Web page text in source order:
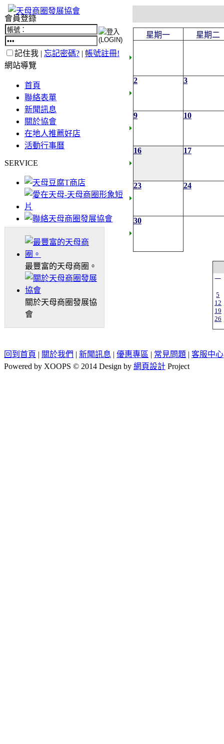
會員登錄
記住我 | 忘記密碼? | 帳號註冊!
網站導覽
首頁
聯絡表單
新聞訊息
關於協會
在地人推薦好店
活動行事曆
SERVICE
最豐富的天母商圈。
關於天母商圈發展協
會
星期一 星期二
2 3
9 10
16 17
23 24
30
一
5
12
19
26
回到首頁 | 關於我們 | 新聞訊息 | 優惠專區 | 常見問題 | 客服中心
Powered by XOOPS © 2014 Design by 網頁設計 Project